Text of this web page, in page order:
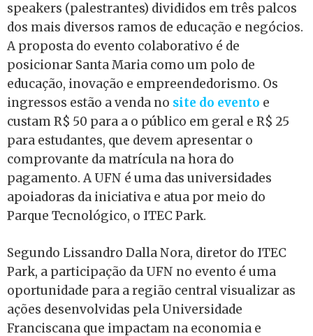
speakers (palestrantes) divididos em três palcos
dos mais diversos ramos de educação e negócios.
A proposta do evento colaborativo é de
posicionar Santa Maria como um polo de
educação, inovação e empreendedorismo. Os
ingressos estão a venda no site do evento e
custam R$ 50 para a o público em geral e R$ 25
para estudantes, que devem apresentar o
comprovante da matrícula na hora do
pagamento. A UFN é uma das universidades
apoiadoras da iniciativa e atua por meio do
Parque Tecnológico, o ITEC Park.
Segundo Lissandro Dalla Nora, diretor do ITEC
Park, a participação da UFN no evento é uma
oportunidade para a região central visualizar as
ações desenvolvidas pela Universidade
Franciscana que impactam na economia e